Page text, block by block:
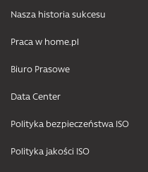
Nasza historia sukcesu
Praca w home.pl
Biuro Prasowe
Data Center
Polityka bezpieczeństwa ISO
Polityka jakości ISO